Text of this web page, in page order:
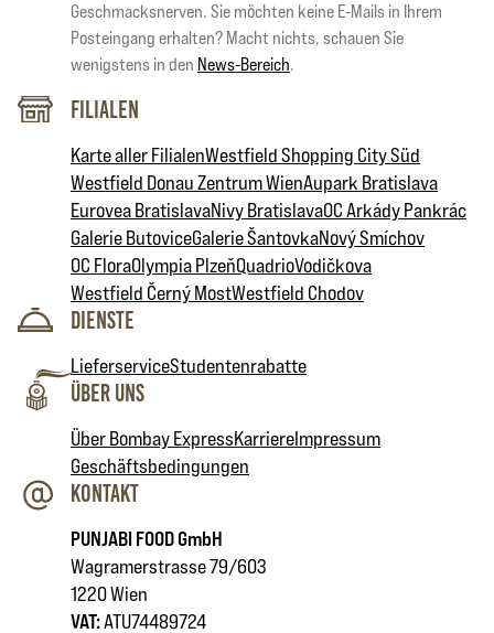
Filialen
Karte aller FilialenWestfield Shopping City Süd
Westfield Donau Zentrum WienAupark Bratislava
Eurovea BratislavaNivy BratislavaOC Arkády Pankrác
Galerie ButoviceGalerie ŠantovkaNový Smíchov
OC FloraOlympia PlzeňQuadrioVodičkova
Westfield Černý MostWestfield Chodov
Dienste
LieferserviceStudentenrabatte
Über uns
Über Bombay ExpressKarriereImpressum
Geschäftsbedingungen
Kontakt
PUNJABI FOOD GmbH
Wagramerstrasse 79/603
1220 Wien
VAT:ATU74489724
Geschmacksnerven. Sie möchten keine E-Mails in Ihrem
Posteingang erhalten? Macht nichts, schauen Sie
wenigstens in den News-Bereich.